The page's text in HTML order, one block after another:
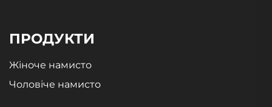
ПРОДУКТИ
Жіноче намисто
Чоловіче намисто